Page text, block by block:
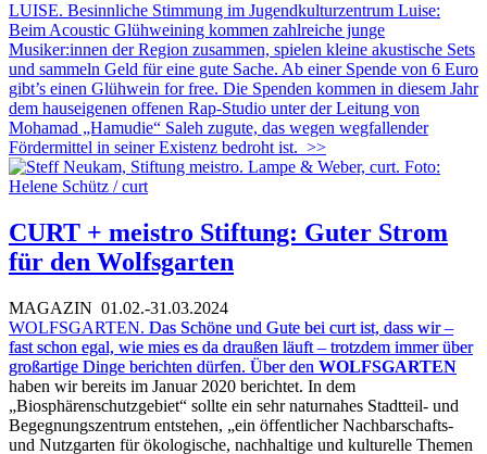
LUISE. Besinnliche Stimmung im Jugendkulturzentrum Luise:
Beim Acoustic Glühweining kommen zahlreiche junge
Musiker:innen der Region zusammen, spielen kleine akustische Sets
und sammeln Geld für eine gute Sache. Ab einer Spende von 6 Euro
gibt’s einen Glühwein for free. Die Spenden kommen in diesem Jahr
dem hauseigenen offenen Rap-Studio unter der Leitung von
Mohamad „Hamudie“ Saleh zugute, das wegen wegfallender
Fördermittel in seiner Existenz bedroht ist. >>
CURT + meistro Stiftung: Guter Strom
für den Wolfsgarten
MAGAZIN 01.02.-31.03.2024
WOLFSGARTEN. Das Schöne und Gute bei curt ist, dass wir –
fast schon egal, wie mies es da draußen läuft – trotzdem immer über
großartige Dinge berichten dürfen. Über den WOLFSGARTEN
haben wir bereits im Januar 2020 berichtet. In dem
„Biosphärenschutzgebiet“ sollte ein sehr naturnahes Stadtteil- und
Begegnungszentrum entstehen, „ein öffentlicher Nachbarschafts-
und Nutzgarten für ökologische, nachhaltige und kulturelle Themen